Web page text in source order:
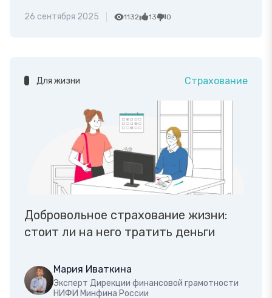
26 сентября 2025 1132 13 0
Для жизни Страхование
Добровольное страхование жизни:
стоит ли на него тратить деньги
Мария Иваткина
Эксперт Дирекции финансовой грамотности
НИФИ Минфина России